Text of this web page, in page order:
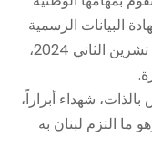
البيانات الرسمية
للجنة الخماسية المسؤولة عن تنفيذ اتفاق تشرين الثاني 2024،
شهداء أبراراً،
ما التزم لبنان به